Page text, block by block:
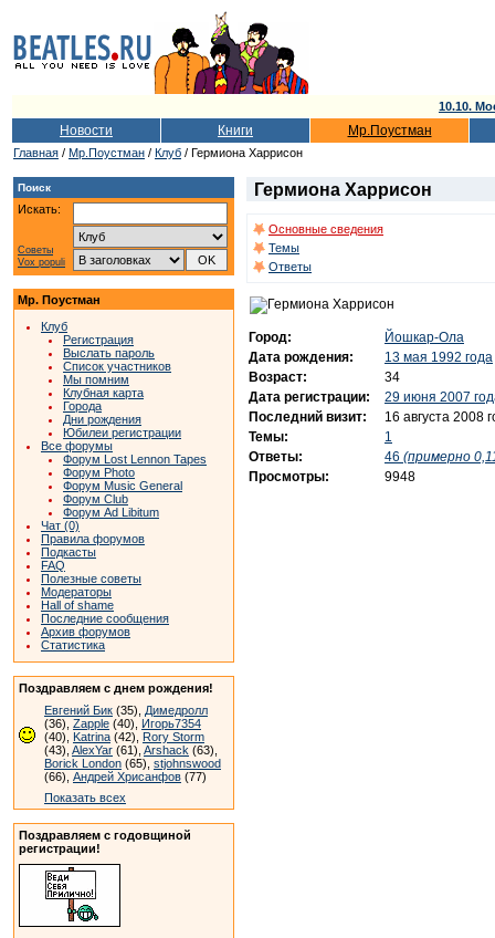
10.10.
Новости Книги Мр.Поустман
Главная / Мр.Поустман / Клуб / Гермиона Харрисон
Поиск
Искать:
Советы
Vox populi
Мр. Поустман
Клуб
Регистрация
Выслать пароль
Список участников
Мы помним
Клубная карта
Города
Дни рождения
Юбилеи регистрации
Все форумы
Форум Lost Lennon Tapes
Форум Photo
Форум Music General
Форум Club
Форум Ad Libitum
Чат (0)
Правила форумов
Подкасты
FAQ
Полезные советы
Модераторы
Hall of shame
Последние сообщения
Архив форумов
Статистика
Поздравляем с днем рождения!
Евгений Бик (35), Димедролл
(36), Zapple (40), Игорь7354
(40), Katrina (42), Rory Storm
(43), AlexYar (61), Arshack (63),
Borick London (65), stjohnswood
(66), Андрей Хрисанфов (77)
Показать всех
Поздравляем с годовщиной
регистрации!
Гермиона Харрисон
Основные сведения
Темы
Ответы
Город:
Йошкар-Ола
Дата рождения:
13 мая 1992 года
Возраст:
34
Дата регистрации:
29 июня 2007
Последний визит:
16 августа 2008
Темы:
1
Ответы:
46 (примерно
Просмотры:
9948